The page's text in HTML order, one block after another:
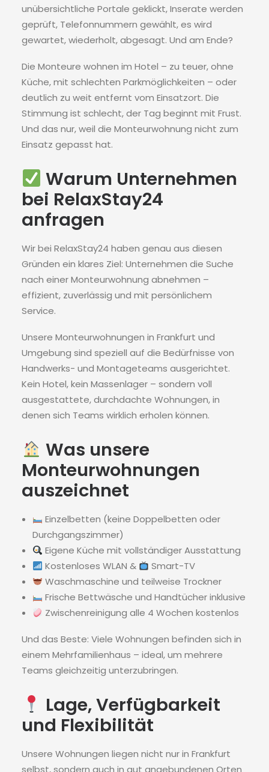
unübersichtliche Portale geklickt, Inserate werden
geprüft, Telefonnummern gewählt, es wird
gewartet, wiederholt, abgesagt. Und am Ende?
Die Monteure wohnen im Hotel – zu teuer, ohne
Küche, mit schlechten Parkmöglichkeiten – oder
deutlich zu weit entfernt vom Einsatzort. Die
Stimmung ist schlecht, der Tag beginnt mit Frust.
Und das nur, weil die Monteurwohnung nicht zum
Einsatz gepasst hat.
Warum Unternehmen
bei RelaxStay24
anfragen
Wir bei RelaxStay24 haben genau aus diesen
Gründen ein klares Ziel: Unternehmen die Suche
nach einer Monteurwohnung abnehmen –
effizient, zuverlässig und mit persönlichem
Service.
Unsere Monteurwohnungen in Frankfurt und
Umgebung sind speziell auf die Bedürfnisse von
Handwerks- und Montageteams ausgerichtet.
Kein Hotel, kein Massenlager – sondern voll
ausgestattete, durchdachte Wohnungen, in
denen sich Teams wirklich erholen können.
Was unsere
Monteurwohnungen
auszeichnet
Einzelbetten (keine Doppelbetten oder
Durchgangszimmer)
Eigene Küche mit vollständiger Ausstattung
Kostenloses WLAN &
Smart-TV
Waschmaschine und teilweise Trockner
Frische Bettwäsche und Handtücher inklusive
Zwischenreinigung alle 4 Wochen kostenlos
Und das Beste: Viele Wohnungen befinden sich in
einem Mehrfamilienhaus – ideal, um mehrere
Teams gleichzeitig unterzubringen.
Lage, Verfügbarkeit
und Flexibilität
Unsere Wohnungen liegen nicht nur in Frankfurt
selbst, sondern auch in gut angebundenen Orten